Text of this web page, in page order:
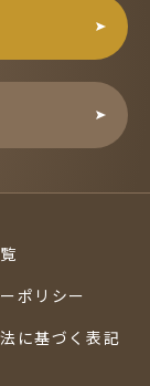
ポリシー
に基づく表記